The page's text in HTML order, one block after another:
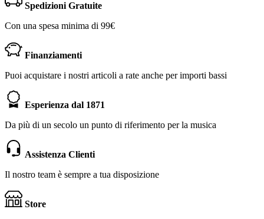
Spedizioni Gratuite
Con una spesa minima di 99€
Finanziamenti
Puoi acquistare i nostri articoli a rate anche per importi bassi
Esperienza dal 1871
Da più di un secolo un punto di riferimento per la musica
Assistenza Clienti
Il nostro team è sempre a tua disposizione
Store